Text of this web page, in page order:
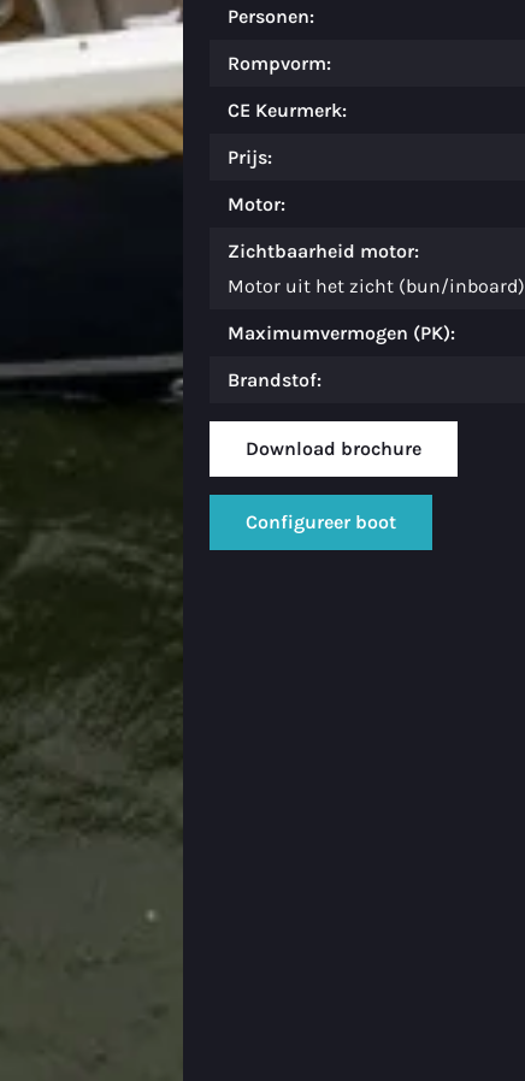
Personen:
Rompvorm:
CE Keurmerk:
Prijs:
Motor:
Zichtbaarheid motor:
Motor uit het zicht (bun/inboard)
Maximumvermogen (PK):
Brandstof:
Download brochure
Configureer boot